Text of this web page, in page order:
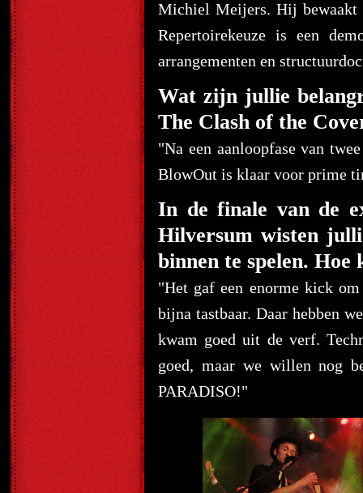
Michiel Meijers. Hij bewaakt
Repertoirekeuze is een
arrangementen en
Wat zijn jullie
The Clash of the
"Na een aanloopfase van
BlowOut is klaar voor prime
In de finale van de
Hilversum wisten
binnen te spelen.
"Het gaf een enorme kick
bijna tastbaar. Daar hebben
kwam goed uit de verf.
goed, maar we willen nog
PARADISO!"